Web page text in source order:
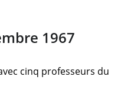
1967
cinq professeurs du